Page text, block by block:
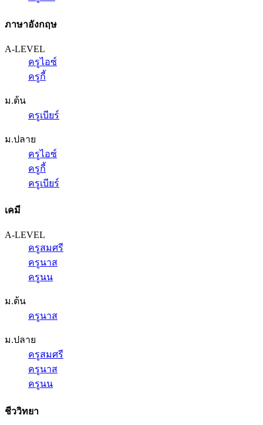
ภาษาอังกฤษ
A-LEVEL
ครูไอซ์
ครูกี้
ม.ต้น
ครูเบียร์
ม.ปลาย
ครูไอซ์
ครูกี้
ครูเบียร์
เคมี
A-LEVEL
ครูสมศรี
ครูนาส
ครูนน
ม.ต้น
ครูนาส
ม.ปลาย
ครูสมศรี
ครูนาส
ครูนน
ชีววิทยา